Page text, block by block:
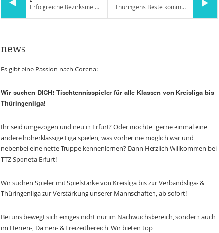
Erfolgreiche Bezirksmeisterschaften für Sponeta–Nachwuchs Thüringens Beste kommt von Sponeta!
news
Es gibt eine Passion nach Corona:
Wir suchen DICH! Tischtennisspieler für alle Klassen von Kreisliga bis
Thüringenliga!
Ihr seid umgezogen und neu in Erfurt? Oder möchtet gerne einmal eine
andere höherklassige Liga spielen, was vorher nie möglich war und
nebenbei eine nette Truppe kennenlernen? Dann Herzlich Willkommen bei
TTZ Sponeta Erfurt!
Wir suchen Spieler mit Spielstärke von Kreisliga bis zur Verbandsliga- &
Thüringenliga zur Verstärkung unserer Mannschaften, ab sofort!
Bei uns bewegt sich einiges nicht nur im Nachwuchsbereich, sondern auch
im Herren-, Damen- & Freizeitbereich. Wir bieten top